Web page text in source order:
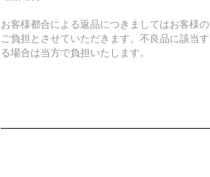
お客様都合による返品につきましてはお客様の
ご負担とさせていただきます。不良品に該当す
る場合は当方で負担いたします。